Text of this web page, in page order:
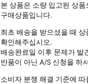
본 상품은 소량 입고된 상품
구매상품입니다.
최초 배송을 받으셨을 때 상
확인해주십시오.
배송완료일 이후 문제가 발
반품이 아닌 A/S 신청을 하
소비자 분쟁 해결 기준에 따